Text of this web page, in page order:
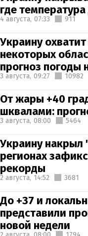
где
4 августа, 07:33 911
Украину
некоторых
прогноз погоды
3 августа, 09:27 10982
От жары +40
шквалами:
3 августа, 08:00 5464
Украину накрыл
регионах
рекорды
2 августа, 14:52 3681
До +37 и
представили
новой недели